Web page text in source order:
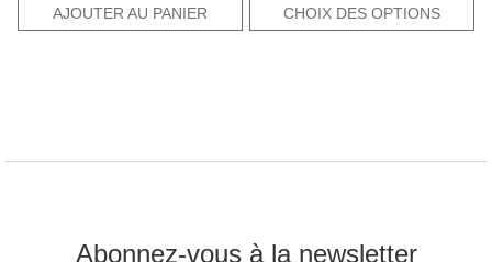
AJOUTER AU PANIER CHOIX DES OPTIONS
Abonnez-vous à la newsletter